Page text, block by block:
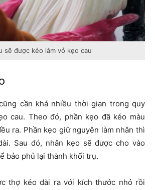
sẽ được kéo làm vỏ kẹo cau
cần khá nhiều thời gian trong quy
cau. Theo đó, phần kẹo đã kéo màu
ra. Phần kẹo giữ nguyên làm nhân thì
Sau đó, nhân kẹo sẽ được cho vào
bảo phủ lại thành khối trụ.
thợ kéo dài ra với kích thước nhỏ rồi